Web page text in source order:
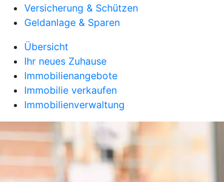
Versicherung & Schützen
Geldanlage & Sparen
Übersicht
Ihr neues Zuhause
Immobilienangebote
Immobilie verkaufen
Immobilienverwaltung